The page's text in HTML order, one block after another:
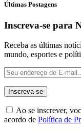
Últimas Postagens
Inscreva-se para
Receba as últimas
mundo, esportes e
Ao se inscrever,
acordo de Política de